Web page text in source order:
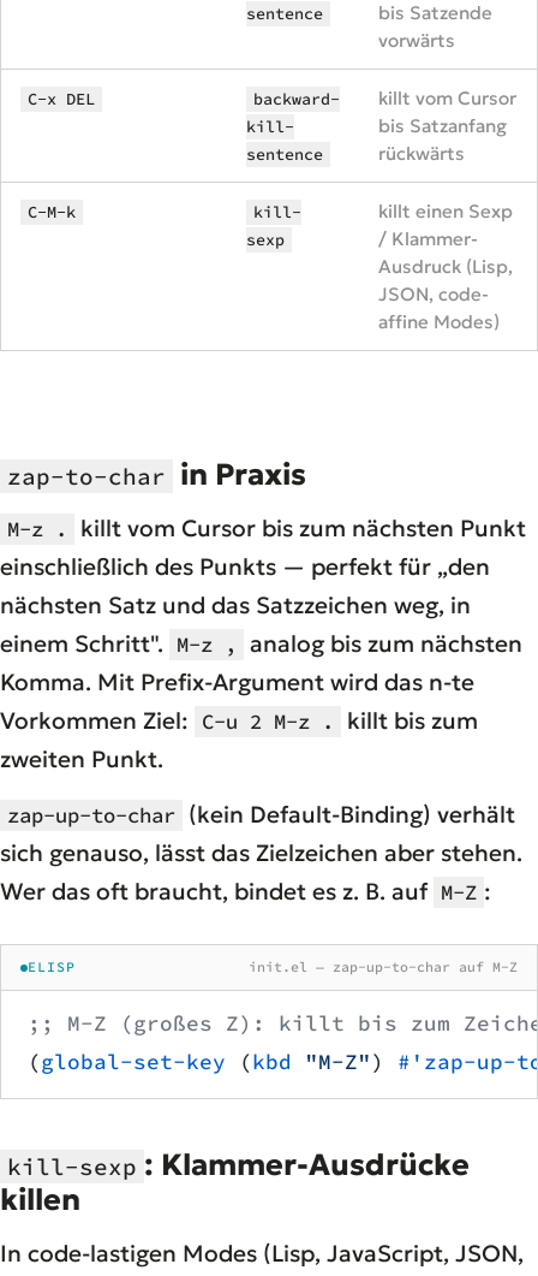
sentence
bis Satzende
vorwärts
C-x DEL
backward-
kill-
sentence
killt vom Cursor
bis Satzanfang
rückwärts
C-M-k
kill-
sexp
killt einen Sexp
/ Klammer-
Ausdruck (Lisp,
JSON, code-
affine Modes)
zap-to-char in Praxis
M-z .
killt vom Cursor bis zum nächsten Punkt
einschließlich des Punkts — perfekt für „den
nächsten Satz und das Satzzeichen weg, in
einem Schritt". M-z ,
analog bis zum nächsten
Komma. Mit Prefix-Argument wird das n-te
Vorkommen Ziel: C-u 2 M-z .
killt bis zum
zweiten Punkt.
zap-up-to-char (kein Default-Binding) verhält
sich genauso, lässt das Zielzeichen aber stehen.
Wer das oft braucht, bindet es z. B. auf M-Z :
ELISP init.el — zap-up-to-char auf M-Z
;; M-Z (großes Z): killt bis zum
(global-set-key (kbd "M-Z") #'zap-up-
kill-sexp : Klammer-Ausdrücke
killen
In code-lastigen Modes (Lisp, JavaScript, JSON,